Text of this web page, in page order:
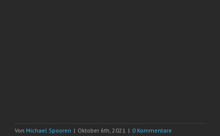
Von Michael Spooren | Oktober 6th, 2021 | 0 Kommentare